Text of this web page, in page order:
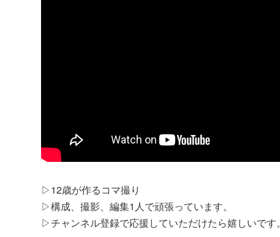
▷12歳が作るコマ撮り
▷構成、撮影、編集1人で頑張っています。
▷チャンネル登録で応援していただけたら嬉しいです。